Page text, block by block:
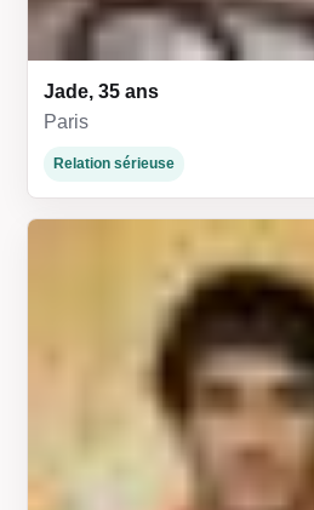
Jade, 35 ans
Paris
Relation sérieuse